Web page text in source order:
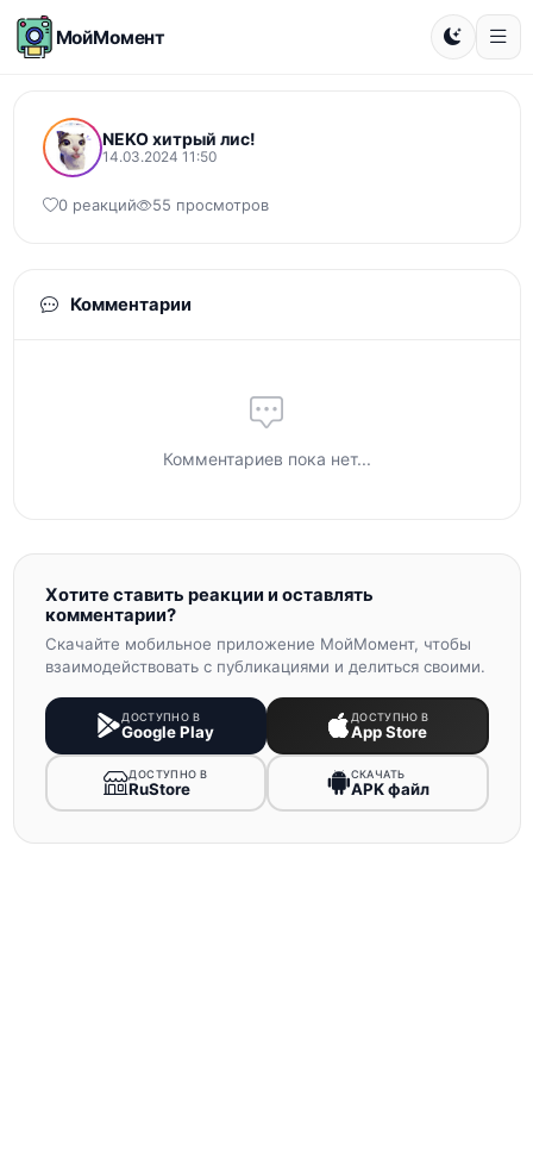
МойМомент
NEKO хитрый лис!
14.03.2024 11:50
0 реакций 55 просмотров
Комментарии
Комментариев пока нет...
Хотите ставить реакции и оставлять
комментарии?
Скачайте мобильное приложение МойМомент, чтобы
взаимодействовать с публикациями и делиться своими.
ДОСТУПНО В
Google Play
ДОСТУПНО В
App Store
ДОСТУПНО В
RuStore
СКАЧАТЬ
APK файл